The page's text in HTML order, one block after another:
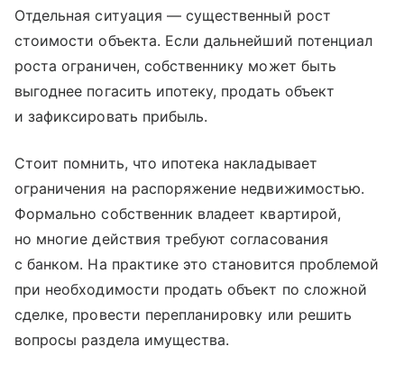
Отдельная ситуация — существенный рост
стоимости объекта. Если дальнейший потенциал
роста ограничен, собственнику может быть
выгоднее погасить ипотеку, продать объект
и зафиксировать прибыль.
Стоит помнить, что ипотека накладывает
ограничения на распоряжение недвижимостью.
Формально собственник владеет квартирой,
но многие действия требуют согласования
с банком. На практике это становится проблемой
при необходимости продать объект по сложной
сделке, провести перепланировку или решить
вопросы раздела имущества.